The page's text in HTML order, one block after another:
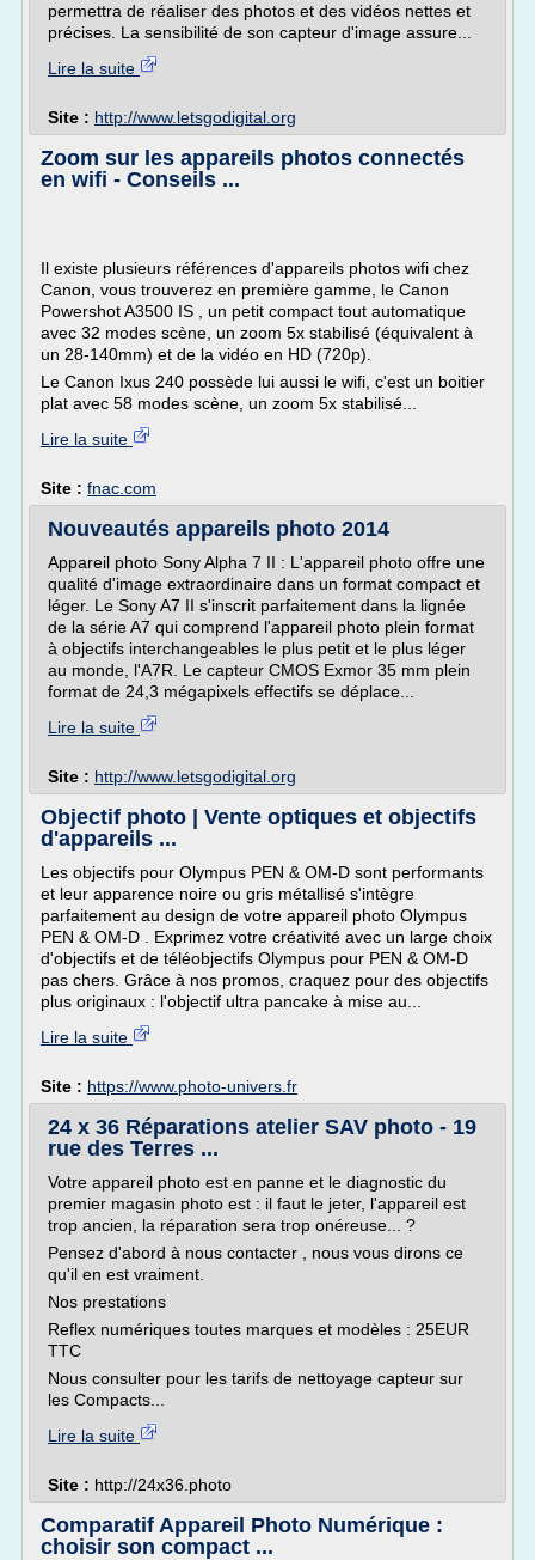
permettra de réaliser des photos et des vidéos nettes et
précises. La sensibilité de son capteur d'image assure...
Lire la suite
Site : http://www.letsgodigital.org
Zoom sur les appareils photos connectés
en wifi - Conseils ...
Il existe plusieurs références d'appareils photos wifi chez
Canon, vous trouverez en première gamme, le Canon
Powershot A3500 IS , un petit compact tout automatique
avec 32 modes scène, un zoom 5x stabilisé (équivalent à
un 28-140mm) et de la vidéo en HD (720p).
Le Canon Ixus 240 possède lui aussi le wifi, c'est un boitier
plat avec 58 modes scène, un zoom 5x stabilisé...
Lire la suite
Site : fnac.com
Nouveautés appareils photo 2014
Appareil photo Sony Alpha 7 II : L'appareil photo offre une
qualité d'image extraordinaire dans un format compact et
léger. Le Sony A7 II s'inscrit parfaitement dans la lignée
de la série A7 qui comprend l'appareil photo plein format
à objectifs interchangeables le plus petit et le plus léger
au monde, l'A7R. Le capteur CMOS Exmor 35 mm plein
format de 24,3 mégapixels effectifs se déplace...
Lire la suite
Site : http://www.letsgodigital.org
Objectif photo | Vente optiques et objectifs
d'appareils ...
Les objectifs pour Olympus PEN & OM-D sont performants
et leur apparence noire ou gris métallisé s'intègre
parfaitement au design de votre appareil photo Olympus
PEN & OM-D . Exprimez votre créativité avec un large choix
d'objectifs et de téléobjectifs Olympus pour PEN & OM-D
pas chers. Grâce à nos promos, craquez pour des objectifs
plus originaux : l'objectif ultra pancake à mise au...
Lire la suite
Site : https://www.photo-univers.fr
24 x 36 Réparations atelier SAV photo - 19
rue des Terres ...
Votre appareil photo est en panne et le diagnostic du
premier magasin photo est : il faut le jeter, l'appareil est
trop ancien, la réparation sera trop onéreuse... ?
Pensez d'abord à nous contacter , nous vous dirons ce
qu'il en est vraiment.
Nos prestations
Reflex numériques toutes marques et modèles : 25EUR
TTC
Nous consulter pour les tarifs de nettoyage capteur sur
les Compacts...
Lire la suite
Site : http://24x36.photo
Comparatif Appareil Photo Numérique :
choisir son compact ...